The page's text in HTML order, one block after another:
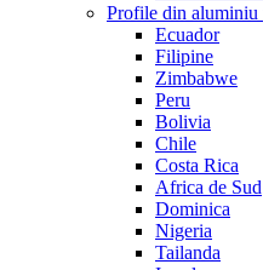
Profile din aluminiu
Ecuador
Filipine
Zimbabwe
Peru
Bolivia
Chile
Costa Rica
Africa de Sud
Dominica
Nigeria
Tailanda